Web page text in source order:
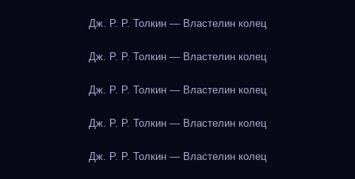
Дж. Р. Р. Толкин — Властелин колец
Дж. Р. Р. Толкин — Властелин колец
Дж. Р. Р. Толкин — Властелин колец
Дж. Р. Р. Толкин — Властелин колец
Дж. Р. Р. Толкин — Властелин колец